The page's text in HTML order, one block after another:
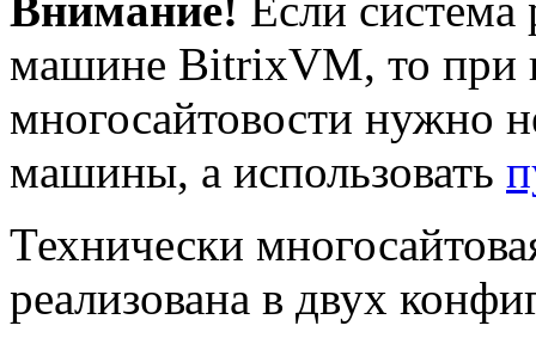
Внимание! Если система
машине BitrixVM, то при
многосайтовости нужно
машины, а использовать
Технически
реализована в двух